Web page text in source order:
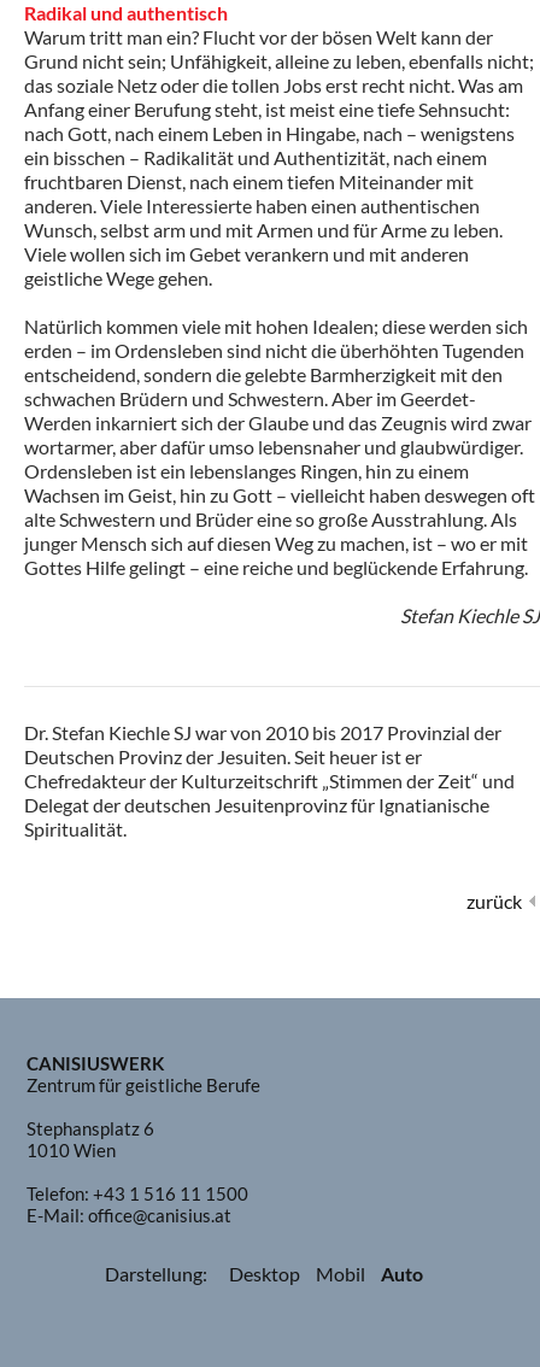
Radikal und authentisch
Warum tritt man ein? Flucht vor der bösen Welt kann der
Grund nicht sein; Unfähigkeit, alleine zu leben, ebenfalls nicht;
das soziale Netz oder die tollen Jobs erst recht nicht. Was am
Anfang einer Berufung steht, ist meist eine tiefe Sehnsucht:
nach Gott, nach einem Leben in Hingabe, nach – wenigstens
ein bisschen – Radikalität und Authentizität, nach einem
fruchtbaren Dienst, nach einem tiefen Miteinander mit
anderen. Viele Interessierte haben einen authentischen
Wunsch, selbst arm und mit Armen und für Arme zu leben.
Viele wollen sich im Gebet verankern und mit anderen
geistliche Wege gehen.
Natürlich kommen viele mit hohen Idealen; diese werden sich
erden – im Ordensleben sind nicht die überhöhten Tugenden
entscheidend, sondern die gelebte Barmherzigkeit mit den
schwachen Brüdern und Schwestern. Aber im Geerdet-
Werden inkarniert sich der Glaube und das Zeugnis wird zwar
wortarmer, aber dafür umso lebensnaher und glaubwürdiger.
Ordensleben ist ein lebenslanges Ringen, hin zu einem
Wachsen im Geist, hin zu Gott – vielleicht haben deswegen oft
alte Schwestern und Brüder eine so große Ausstrahlung. Als
junger Mensch sich auf diesen Weg zu machen, ist – wo er mit
Gottes Hilfe gelingt – eine reiche und beglückende Erfahrung.
Stefan Kiechle SJ
Dr. Stefan Kiechle SJ war von 2010 bis 2017 Provinzial der
Deutschen Provinz der Jesuiten. Seit heuer ist er
Chefredakteur der Kulturzeitschrift „Stimmen der Zeit“ und
Delegat der deutschen Jesuitenprovinz für Ignatianische
Spiritualität.
zurück
CANISIUSWERK
Zentrum für geistliche Berufe
Stephansplatz 6
1010 Wien
Telefon:+43 1 516 11 1500
E-Mail:office@canisius.at
Darstellung: Desktop Mobil Auto